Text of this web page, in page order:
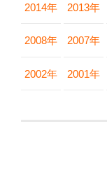
2014年 2013年
2008年 2007年
2002年 2001年